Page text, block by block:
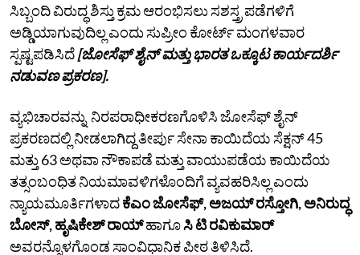
ಸಿಬ್ಬಂದಿ ವಿರುದ್ಧ ಶಿಸ್ತು ಕ್ರಮ ಆರಂಭಿಸಲು ಸಶಸ್ತ್ರ ಪಡೆಗಳಿಗೆ
ಅಡ್ಡಿಯಾಗುವುದಿಲ್ಲ ಎಂದು ಸುಪ್ರೀಂ ಕೋರ್ಟ್‌ ಮಂಗಳವಾರ
ಸ್ಪಷ್ಟಪಡಿಸಿದೆ[ಜೋಸೆಫ್ ಶೈನ್ ಮತ್ತು ಭಾರತ ಒಕ್ಕೂಟ ಕಾರ್ಯದರ್ಶಿ
ನಡುವಣ ಪ್ರಕರಣ].
ವ್ಯಭಿಚಾರವನ್ನು ನಿರಪರಾಧೀಕರಣಗೊಳಿಸಿ ಜೋಸೆಫ್ ಶೈನ್
ಪ್ರಕರಣದಲ್ಲಿ ನೀಡಲಾಗಿದ್ದ ತೀರ್ಪು ಸೇನಾ ಕಾಯಿದೆಯ ಸೆಕ್ಷನ್ 45
ಮತ್ತು 63 ಅಥವಾ ನೌಕಾಪಡೆ ಮತ್ತು ವಾಯುಪಡೆಯ ಕಾಯಿದೆಯ
ತತ್ಸಂಬಂಧಿತ ನಿಯಮಾವಳಿಗಳೊಂದಿಗೆ ವ್ಯವಹರಿಸಿಲ್ಲ ಎಂದು
ನ್ಯಾಯಮೂರ್ತಿಗಳಾದಕೆಎಂ ಜೋಸೆಫ್, ಅಜಯ್ ರಸ್ತೋಗಿ, ಅನಿರುದ್ಧ
ಬೋಸ್, ಹೃಷಿಕೇಶ್ ರಾಯ್ಹಾಗೂಸಿ ಟಿ ರವಿಕುಮಾರ್
ಅವರನ್ನೊಳಗೊಂಡ ಸಾಂವಿಧಾನಿಕ ಪೀಠ ತಿಳಿಸಿದೆ.